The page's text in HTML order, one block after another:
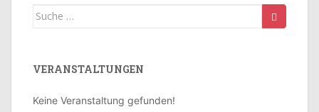
Suche
VERANSTALTUNGEN
Keine Veranstaltung gefunden!